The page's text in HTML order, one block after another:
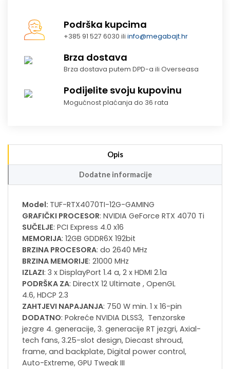
Podrška kupcima
+385 91 527 6030 iliinfo@megabajt.hr
Brza dostava
Brza dostava putem DPD-a ili Overseasa
Podijelite svoju kupovinu
Mogućnost plaćanja do 36 rata
Opis
Dodatne informacije
Model: TUF-RTX4070TI-12G-GAMING
GRAFIČKI PROCESOR: NVIDIA GeForce RTX 4070 Ti
SUČELJE: PCI Express 4.0 x16
MEMORIJA: 12GB GDDR6X 192bit
BRZINA PROCESORA: do 2640 MHz
BRZINA MEMORIJE: 21000 MHz
IZLAZI: 3 x DisplayPort 1.4 a, 2 x HDMI 2.1a
PODRŠKA ZA: DirectX 12 Ultimate , OpenGL
4.6, HDCP 2.3
ZAHTJEVI NAPAJANJA: 750 W min. 1 x 16-pin
DODATNO: Pokreće NVIDIA DLSS3, Tenzorske
jezgre 4. generacije, 3. generacije RT jezgri, Axial-
tech fans, 3.25-slot design, Diecast shroud,
frame, and backplate, Digital power control,
Auto-Extreme, GPU Tweak III